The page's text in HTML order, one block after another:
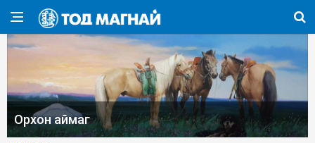
Орхон аймаг